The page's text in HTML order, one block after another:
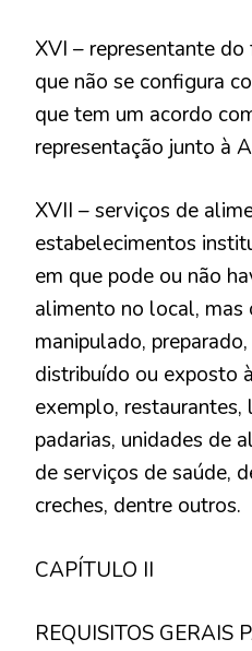
XVI – representante do
que não se configura
que tem um acordo
representação junto à
XVII – serviços de
estabelecimentos
em que pode ou não
alimento no local,
manipulado,
distribuído ou exposto
exemplo, restaurantes,
padarias, unidades de
de serviços de saúde,
creches, dentre outros.
CAPÍTULO II
REQUISITOS GERAIS